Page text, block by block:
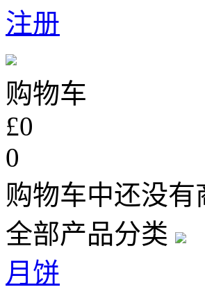
注册
购物车
£0
0
购物车中还没
全部产品分类
月饼